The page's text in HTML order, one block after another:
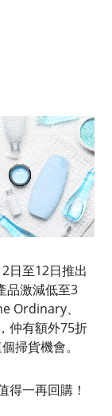
日至12日推出
品激減低至3
Ordinary、
仲有額外75折
掃貨機會。
得一再回購！